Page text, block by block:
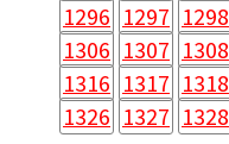
1296 1297 1298
1306 1307 1308
1316 1317 1318
1326 1327 1328